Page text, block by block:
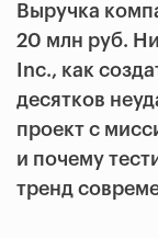
Выручка
20 млн руб.
Inc., как
десятков
проект с
и почему
тренд